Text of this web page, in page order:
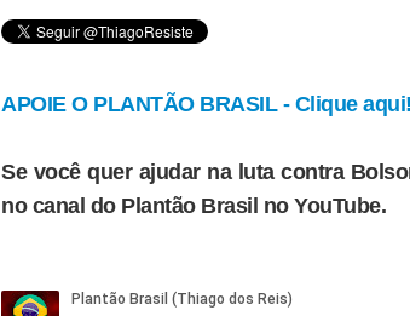
APOIE O PLANTÃO BRASIL - Clique aqui!
Se você quer ajudar na luta contra
no canal do Plantão Brasil no YouTube.